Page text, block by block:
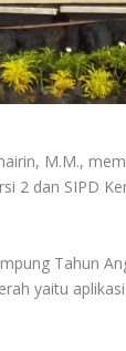
M.M.,
2 dan SIPD
Tahun
yaitu